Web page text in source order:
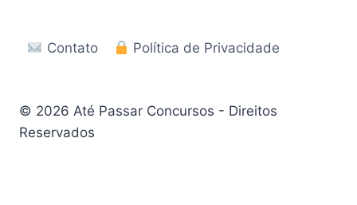
Contato Política de Privacidade
© 2026 Até Passar Concursos - Direitos
Reservados